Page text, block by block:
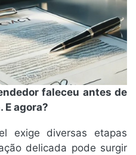
faleceu antes de
agora?
exige diversas etapas
delicada pode surgir